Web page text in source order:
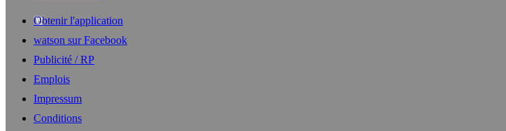
Obtenir l'application
watson sur Facebook
Publicité / RP
Emplois
Impressum
Conditions